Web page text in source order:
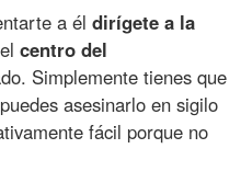
a éldirígete a la
elcentro del
Simplemente tienes que
asesinarlo en sigilo
fácil porque no